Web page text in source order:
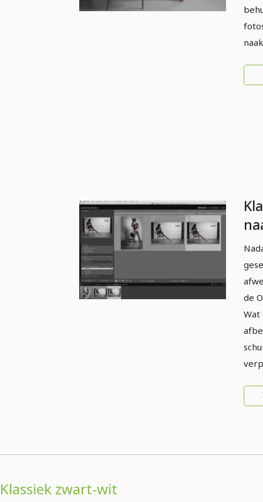
-
1
de
Klassiek zwart-wit